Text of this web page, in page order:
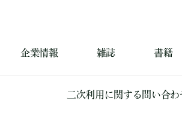
企業情報 雑誌 書籍
二次利用に関する問い合わ